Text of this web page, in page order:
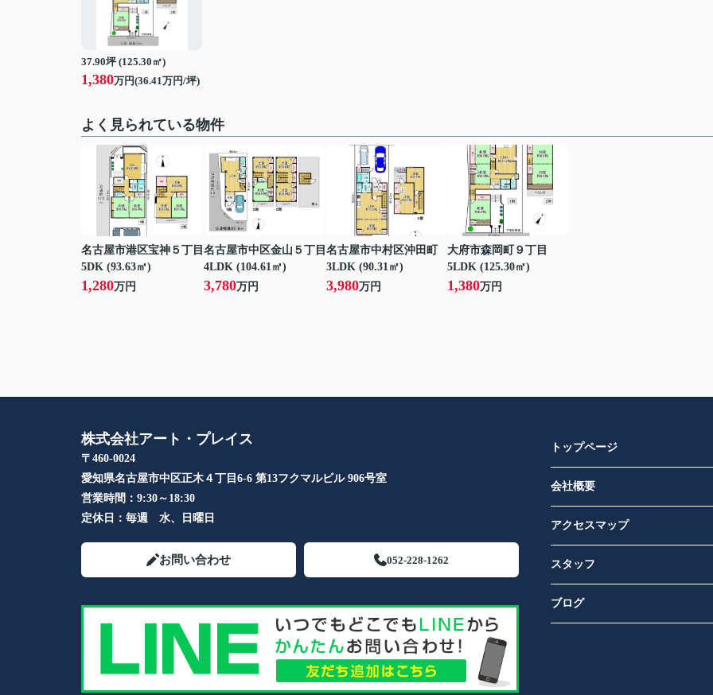
37.90坪 (125.30㎡)
1,380万円(36.41万円/坪)
よく見られている物件
名古屋市港区宝神５丁目
5DK (93.63㎡)
1,280万円
名古屋市中区金山５丁目
4LDK (104.61㎡)
3,780万円
名古屋市中村区沖田町
3LDK (90.31㎡)
3,980万円
大府市森岡町９丁目
5LDK (125.30㎡)
1,380万円
株式会社アート・プレイス
〒460-0024
愛知県名古屋市中区正木４丁目6-6 第13フクマルビル 906号室​
営業時間： 9:30～18:30
定休日： 毎週 水、日曜日
お問い合わせ 052-228-1262
トップページ
会社概要
アクセスマップ
スタッフ
ブログ